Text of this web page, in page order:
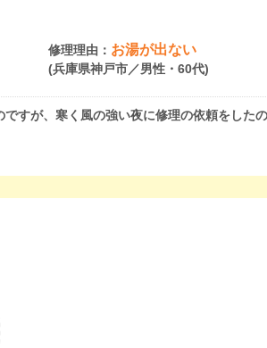
修理理由： お湯が出ない
(兵庫県神戸市／男性・60代)
すが、寒く風の強い夜に修理の依頼をし